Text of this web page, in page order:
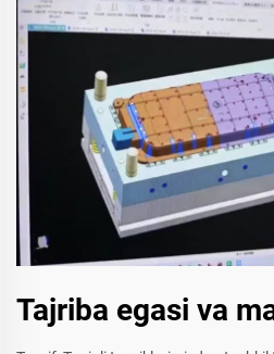
Tajriba egasi va